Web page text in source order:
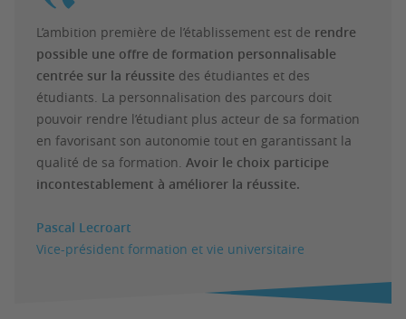
L’ambition première de l’établissement est de rendre
possible une offre de formation personnalisable
centrée sur la réussite des étudiantes et des
étudiants. La personnalisation des parcours doit
pouvoir rendre l’étudiant plus acteur de sa formation
en favorisant son autonomie tout en garantissant la
qualité de sa formation. Avoir le choix participe
incontestablement à améliorer la réussite.
Pascal Lecroart
Vice-président formation et vie universitaire